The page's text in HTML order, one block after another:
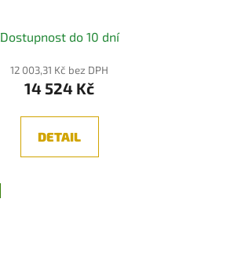
Dostupnost do 10 dní
12 003,31 Kč bez DPH
14 524 Kč
DETAIL